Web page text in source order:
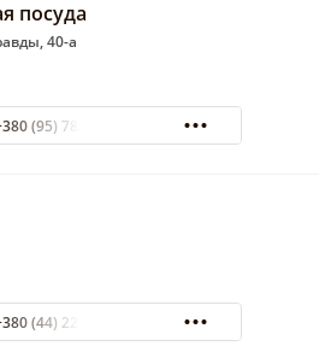
посуда
40-а
(95) 788-34-96
(44) 229-69-49